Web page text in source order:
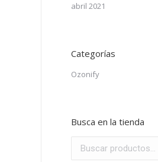
abril 2021
Categorías
Ozonify
Busca en la tienda